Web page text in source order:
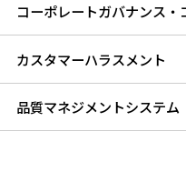
コーポレートガバナンス・
カスタマーハラスメント
品質マネジメントシステム